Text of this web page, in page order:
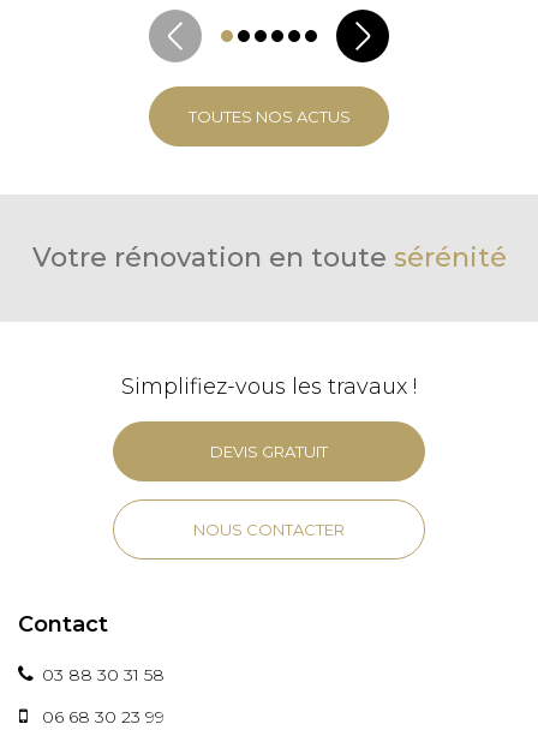
TOUTES NOS ACTUS
Votre rénovation en toute sérénité
Simplifiez-vous les travaux !
DEVIS GRATUIT
NOUS CONTACTER
Contact
03 88 30 31 58
06 68 30 23 99